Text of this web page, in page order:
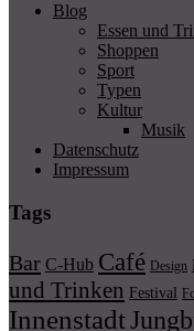
Blog
Essen und
Shoppen
Sport
Typen
Kultur
Musik
Datenschutz
Impressum
Tags
Bar C-Hub Café Design
und Trinken Festival
Innenstadt